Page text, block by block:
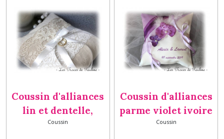
Coussin d'alliances
lin et dentelle,
porte alliances
Coussin
Coussin d'alliances
parme violet ivoire
Personnalisé, porte-
Coussin